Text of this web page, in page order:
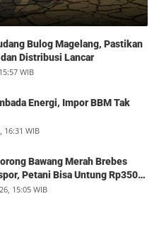
Bulog Magelang, Pastikan
Distribusi Lancar
WIB
Energi, Impor BBM Tak
16:31 WIB
Bawang Merah Brebes
Petani Bisa Untung Rp350
15:05 WIB